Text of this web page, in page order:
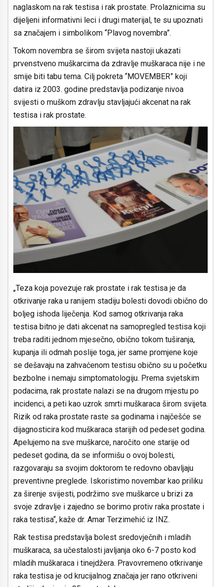
naglaskom na rak testisa i rak prostate. Prolaznicima su
dijeljeni informativni leci i drugi materijal, te su upoznati
sa značajem i simbolikom “Plavog novembra”.
Tokom novembra se širom svijeta nastoji ukazati
prvenstveno muškarcima da zdravlje muškaraca nije i ne
smije biti tabu tema. Cilj pokreta “MOVEMBER” koji
datira iz 2003. godine predstavlja podizanje nivoa
svijesti o muškom zdravlju stavljajući akcenat na rak
testisa i rak prostate.
„Teza koja povezuje rak prostate i rak testisa je da
otkrivanje raka u ranijem stadiju bolesti dovodi obično do
boljeg ishoda liječenja. Kod samog otkrivanja raka
testisa bitno je dati akcenat na samopregled testisa koji
treba raditi jednom mjesečno, obično tokom tuširanja,
kupanja ili odmah poslije toga, jer same promjene koje
se dešavaju na zahvaćenom testisu obično su u početku
bezbolne i nemaju simptomatologiju. Prema svjetskim
podacima, rak prostate nalazi se na drugom mjestu po
incidenci, a peti kao uzrok smrti muškaraca širom svijeta.
Rizik od raka prostate raste sa godinama i najčešće se
dijagnosticira kod muškaraca starijih od pedeset godina.
Apelujemo na sve muškarce, naročito one starije od
pedeset godina, da se informišu o ovoj bolesti,
razgovaraju sa svojim doktorom te redovno obavljaju
preventivne preglede. Iskoristimo novembar kao priliku
za širenje svijesti, podržimo sve muškarce u brizi za
svoje zdravlje i zajedno se borimo protiv raka prostate i
raka testisa“, kaže dr. Amar Terzimehić iz INZ.
Rak testisa predstavlja bolest sredovječnih i mladih
muškaraca, sa učestalosti javljanja oko 6-7 posto kod
mladih muškaraca i tinejdžera. Pravovremeno otkrivanje
raka testisa je od krucijalnog značaja jer rano otkriveni